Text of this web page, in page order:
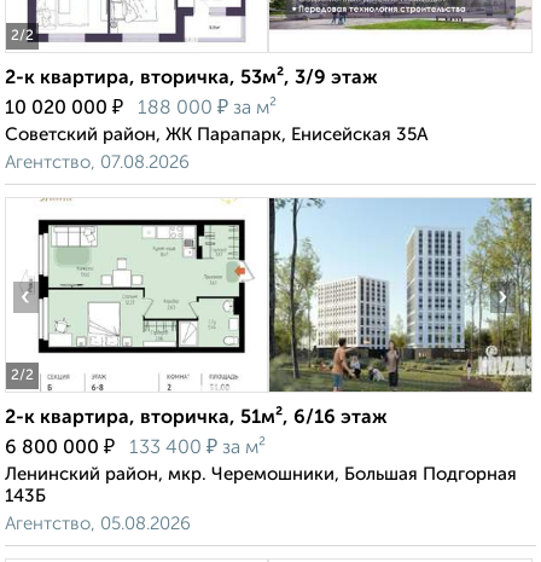
2/2
2-к квартира, вторичка, 53м², 3/9 этаж
10 020 000 ₽ 188 000 ₽ за м²
Советский район, ЖК Парапарк, Енисейская 35А
Агентство, 07.08.2026
2/2
‹ ›
2-к квартира, вторичка, 51м², 6/16 этаж
6 800 000 ₽ 133 400 ₽ за м²
Ленинский район, мкр. Черемошники, Большая Подгорная
143Б
Агентство, 05.08.2026